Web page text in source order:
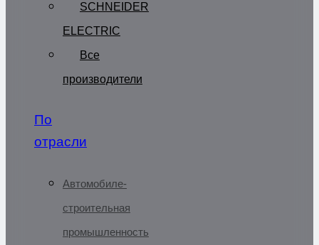
SCHNEIDER
ELECTRIC
Все
производители
По
отрасли
Автомобиле-
строительная
промышленность